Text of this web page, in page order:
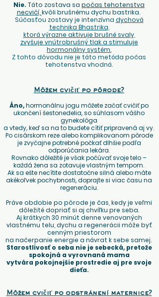
Nie. Táto zostava sa počas tehotenstva
necvičí, kvôli brušnému dychu bastrika.
Súčasťou zostavy je intenzívna dychová
technika Bhastrika,
ktorá výrazne aktivuje brušné svaly,
zvyšuje vnútrobrušný tlak a stimuluje
hormonálny systém.
Z tohto dôvodu nie je táto metóda počas
tehotenstva vhodná.
Môžem cvičiť po pôrode?
Áno,hormonálnu jogu môžete začať cvičiť po
ukončení šestonedelia, so súhlasom vášho
gynekológa
a vtedy, keď sa na to budete cítiť pripravená aj vy.
Po cisárskom reze alebo komplikovanom pôrode
je zvyčajne potrebné počkať dlhšie podľa
odporúčania lekára.
Rovnako dôležité je však počúvať svoje telo –
každá žena sa zotavuje vlastným tempom.
Ak sa ešte necítite dostatočne silná alebo máte
akékoľvek pochybnosti, doprajte si viac času na
regeneráciu.
Práve obdobie po pôrode je čas, kedy je veľmi
dôležité dopriať si aj chvíľku pre seba.
Aj krátkych 30 minút denne venovaných
vlastnému telu, dychu a regenerácii môže byť
cenným priestorom
na načerpanie energie a návrat k sebe samej.
Starostlivosť o seba nie je sebecká, pretože
spokojná a vyrovnaná mama
vytvára pokojnejšie prostredie aj pre svoje
dieťa.
Môžem cvičiť po odstránení maternice?